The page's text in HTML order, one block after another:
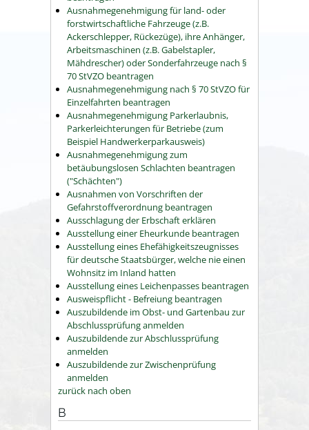
Ausnahmegenehmigung für land- oder
forstwirtschaftliche Fahrzeuge (z.B.
Ackerschlepper, Rückezüge), ihre Anhänger,
Arbeitsmaschinen (z.B. Gabelstapler,
Mähdrescher) oder Sonderfahrzeuge nach §
70 StVZO beantragen
Ausnahmegenehmigung nach § 70 StVZO für
Einzelfahrten beantragen
Ausnahmegenehmigung Parkerlaubnis,
Parkerleichterungen für Betriebe (zum
Beispiel Handwerkerparkausweis)
Ausnahmegenehmigung zum
betäubungslosen Schlachten beantragen
("Schächten")
Ausnahmen von Vorschriften der
Gefahrstoffverordnung beantragen
Ausschlagung der Erbschaft erklären
Ausstellung einer Eheurkunde beantragen
Ausstellung eines Ehefähigkeitszeugnisses
für deutsche Staatsbürger, welche nie einen
Wohnsitz im Inland hatten
Ausstellung eines Leichenpasses beantragen
Ausweispflicht - Befreiung beantragen
Auszubildende im Obst- und Gartenbau zur
Abschlussprüfung anmelden
Auszubildende zur Abschlussprüfung
anmelden
Auszubildende zur Zwischenprüfung
anmelden
zurück nach oben
B